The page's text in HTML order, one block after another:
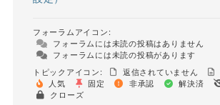
フォーラムアイコン:
フォーラムには未読の投稿はありません
フォーラムには未読の投稿があります
トピックアイコン:
返信されていません
人気
固定 非承認 解決済
クローズ